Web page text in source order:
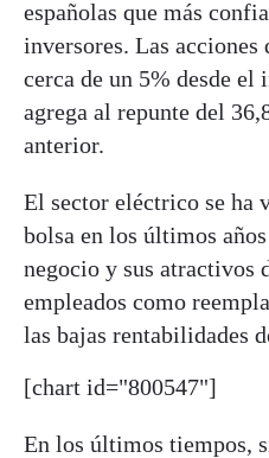
españolas que más
inversores. Las acciones
cerca de un 5% desde el
agrega al repunte del
anterior.
El sector eléctrico se ha
bolsa en los últimos
negocio y sus atractivos
empleados como
las bajas rentabilidades
[chart id="800547"]
En los últimos tiempos,